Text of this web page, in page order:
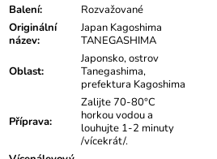
Balení:
Rozvažované
Originální
název:
Japan Kagoshima
TANEGASHIMA
Oblast:
Japonsko, ostrov
Tanegashima,
prefektura Kagoshima
Příprava:
Zalijte 70-80°C
horkou vodou a
louhujte 1-2 minuty
/vícekrát/.